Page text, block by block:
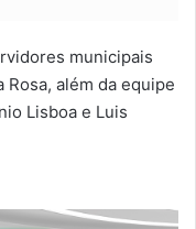
municipais
Rosa, além da equipe
Lisboa e Luis